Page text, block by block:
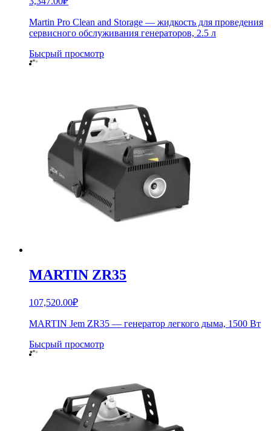
Martin Pro Clean and Storage — жидкость для проведения
сервисного обслуживания генераторов, 2.5 л
Бысрый просмотр
MARTIN ZR35
107,520.00₽
MARTIN Jem ZR35 — генератор легкого дыма, 1500 Вт
Бысрый просмотр